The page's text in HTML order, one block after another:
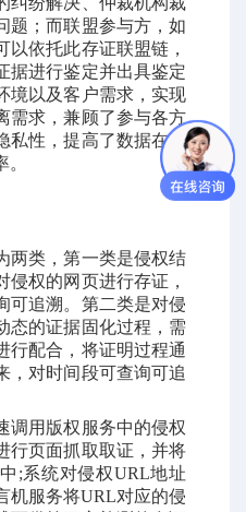
题；而联盟参与方，如
以依托此存证联盟链，
据进行鉴定并出具鉴定
境以及客户需求，实现
需求，兼顾了参与各方
私性，提高了数据在流
两类，第一类是侵权结
侵权的网页进行存证，
可追溯。第二类是对侵
态的证据固化过程，需
行配合，将证明过程通
，对时间段可查询可追
调用版权服务中的侵权
行页面抓取取证，并将
;系统对侵权URL地址
机服务将URL对应的侵